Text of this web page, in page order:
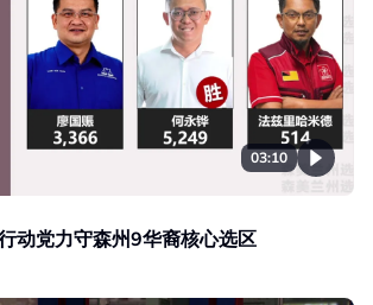
03:10
动党力守森州9华裔核心选区